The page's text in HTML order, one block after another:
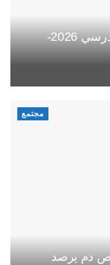
وزارة التربية تحسم موعد الدخول المدرسي 2026-
مجتمع
دم يرصد